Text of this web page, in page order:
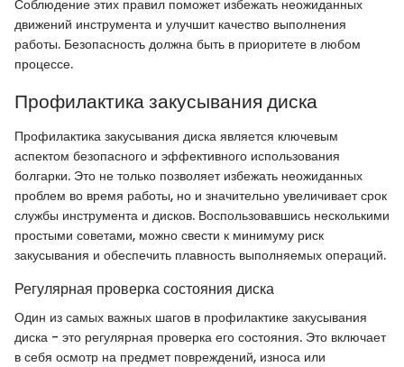
Соблюдение этих правил поможет избежать неожиданных
движений инструмента и улучшит качество выполнения
работы. Безопасность должна быть в приоритете в любом
процессе.
Профилактика закусывания диска
Профилактика закусывания диска является ключевым
аспектом безопасного и эффективного использования
болгарки. Это не только позволяет избежать неожиданных
проблем во время работы, но и значительно увеличивает срок
службы инструмента и дисков. Воспользовавшись несколькими
простыми советами, можно свести к минимуму риск
закусывания и обеспечить плавность выполняемых операций.
Регулярная проверка состояния диска
Один из самых важных шагов в профилактике закусывания
диска - это регулярная проверка его состояния. Это включает
в себя осмотр на предмет повреждений, износа или